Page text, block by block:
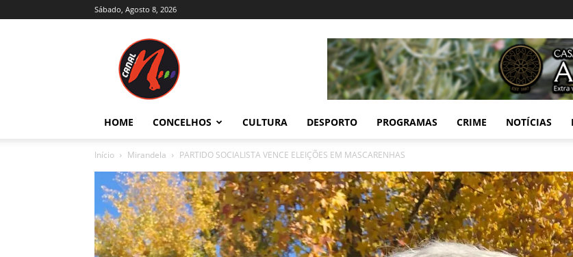
Sábado, Agosto 8, 2026
Trás-
e
Alto
Douro
HOME CONCELHOS CULTURA DESPORTO PROGRAMAS CRIME NOTÍCIAS
Início Mirandela PARTIDO SOCIALISTA VENCE ELEIÇÕES EM MASCARENHAS